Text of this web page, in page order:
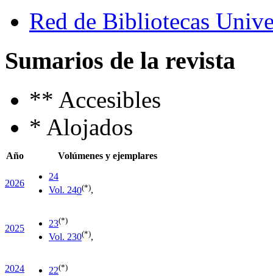
Red de Bibliotecas
Sumarios de la revista
** Accesibles
* Alojados
Año Volúmenes y ejemplares
2026
24
Vol. 240(*),
2025
23(*)
Vol. 230(*),
2024 22(*)